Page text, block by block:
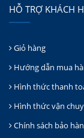
HỖ TRỢ KHÁCH
Giỏ hàng
Hướng dẫn mua
Hình thức thanh
Hình thức vận
Chính sách bảo